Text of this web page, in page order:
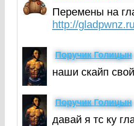
Перемены на
http://
Поручик Голицын
наши скайп
Поручик Голицын
давай я тс ку